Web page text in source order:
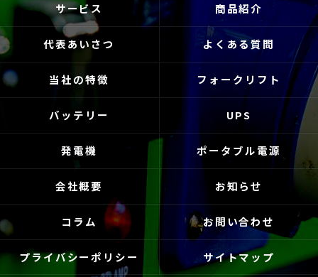
サービス 商品紹介
代表あいさつ よくある質問
当社の特徴 フォークリフト
バッテリー UPS
発電機 ポータブル電源
会社概要 お知らせ
コラム お問い合わせ
プライバシーポリシー サイトマップ